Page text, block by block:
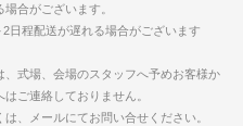
合がございます。
日程配送が遅れる場合がございます
式場、会場のスタッフへ予めお客様か
ご連絡しておりません。
、メールにてお問い合せください。